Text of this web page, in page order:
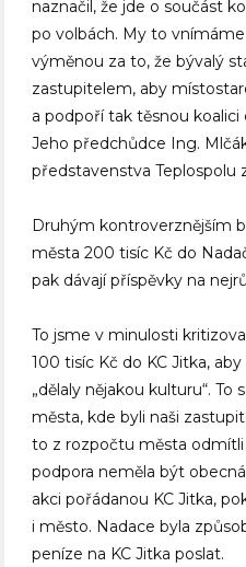
naznačil, že jde o součást
po volbách. My to
výměnou za to, že bývalý
zastupitelem, aby
a podpoří tak těsnou
Jeho předchůdce Ing.
představenstva Teplospolu
Druhým kontroverznějším
města 200 tisíc Kč do
pak dávají příspěvky na
To jsme v minulosti
100 tisíc Kč do KC Jitka,
„dělaly nějakou kulturu“.
města, kde byli naši
to z rozpočtu města
podpora neměla být
akci pořádanou KC Jitka,
i město. Nadace byla
peníze na KC Jitka poslat.